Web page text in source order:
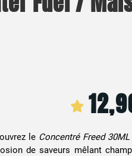
le Concentré Freed
de saveurs mêlant